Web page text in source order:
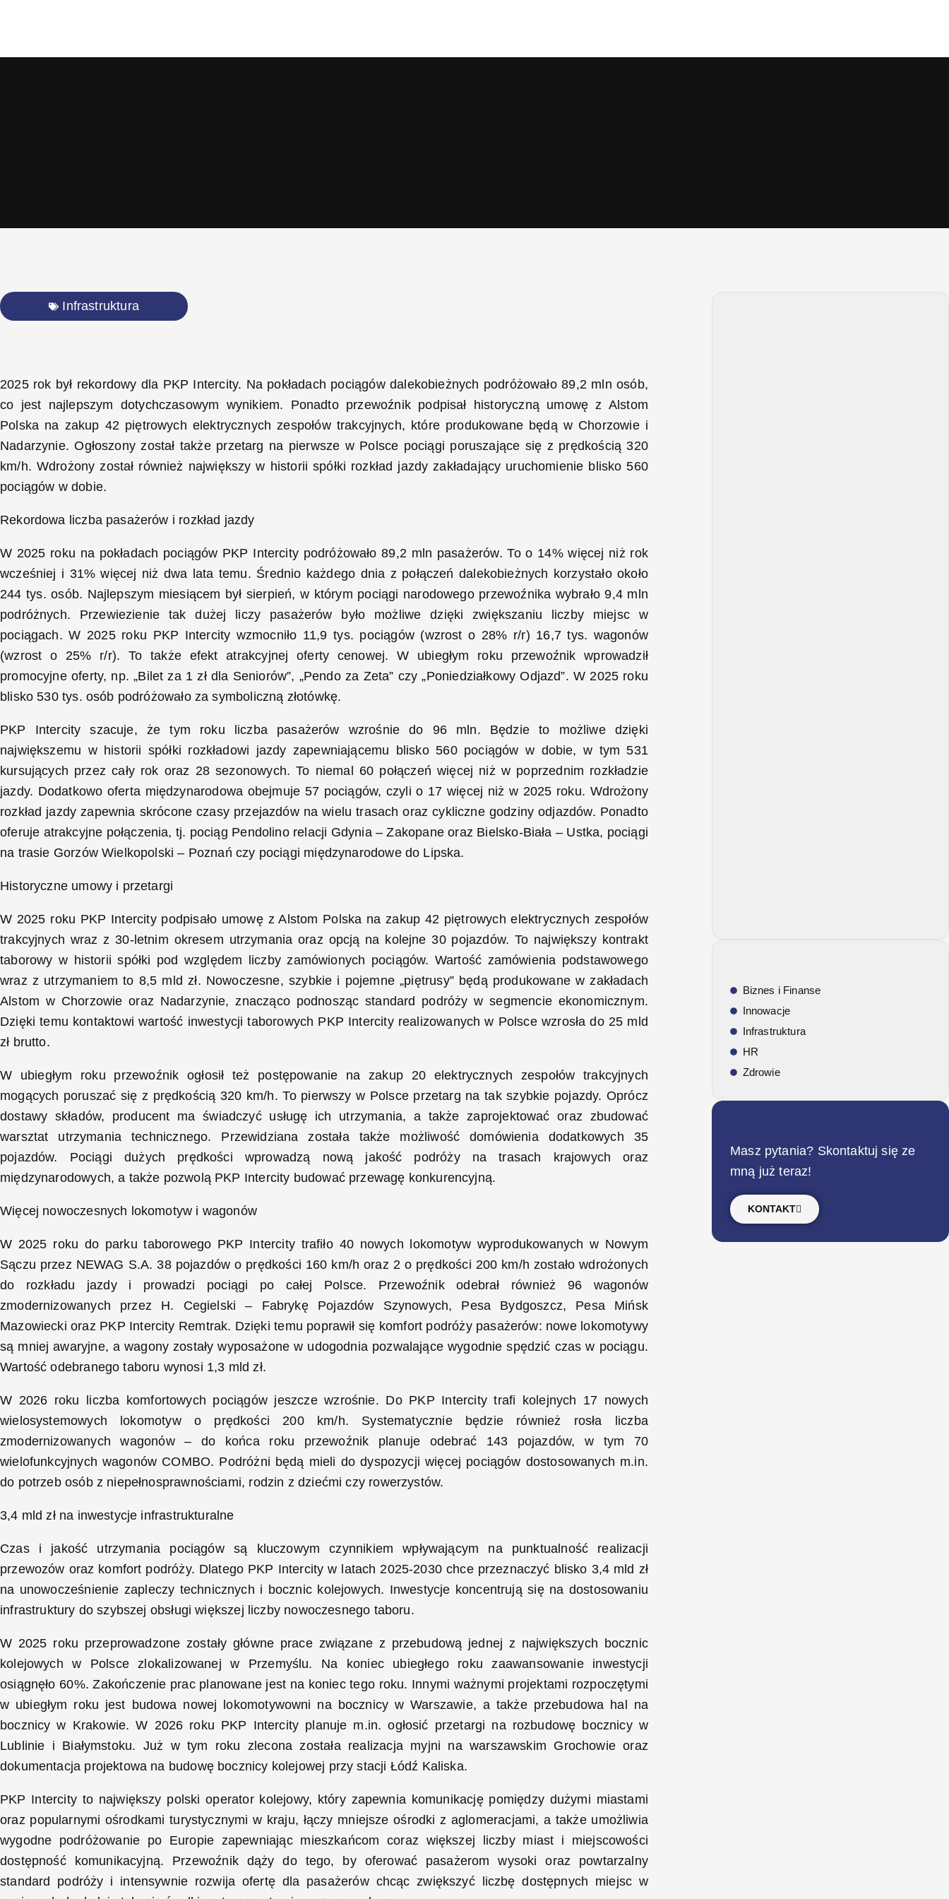
Infrastruktura
2025 rok był rekordowy dla PKP Intercity. Na pokładach pociągów dalekobieżnych podróżowało 89,2 mln osób,
co jest najlepszym dotychczasowym wynikiem. Ponadto przewoźnik podpisał historyczną umowę z Alstom
Polska na zakup 42 piętrowych elektrycznych zespołów trakcyjnych, które produkowane będą w Chorzowie i
Nadarzynie. Ogłoszony został także przetarg na pierwsze w Polsce pociągi poruszające się z prędkością 320
km/h. Wdrożony został również największy w historii spółki rozkład jazdy zakładający uruchomienie blisko 560
pociągów w dobie.
Rekordowa liczba pasażerów i rozkład jazdy
W 2025 roku na pokładach pociągów PKP Intercity podróżowało 89,2 mln pasażerów. To o 14% więcej niż rok
wcześniej i 31% więcej niż dwa lata temu. Średnio każdego dnia z połączeń dalekobieżnych korzystało około
244 tys. osób. Najlepszym miesiącem był sierpień, w którym pociągi narodowego przewoźnika wybrało 9,4 mln
podróżnych. Przewiezienie tak dużej liczy pasażerów było możliwe dzięki zwiększaniu liczby miejsc w
pociągach. W 2025 roku PKP Intercity wzmocniło 11,9 tys. pociągów (wzrost o 28% r/r) 16,7 tys. wagonów
(wzrost o 25% r/r). To także efekt atrakcyjnej oferty cenowej. W ubiegłym roku przewoźnik wprowadził
promocyjne oferty, np. „Bilet za 1 zł dla Seniorów”, „Pendo za Zeta” czy „Poniedziałkowy Odjazd”. W 2025 roku
blisko 530 tys. osób podróżowało za symboliczną złotówkę.
PKP Intercity szacuje, że tym roku liczba pasażerów wzrośnie do 96 mln. Będzie to możliwe dzięki
największemu w historii spółki rozkładowi jazdy zapewniającemu blisko 560 pociągów w dobie, w tym 531
kursujących przez cały rok oraz 28 sezonowych. To niemal 60 połączeń więcej niż w poprzednim rozkładzie
jazdy. Dodatkowo oferta międzynarodowa obejmuje 57 pociągów, czyli o 17 więcej niż w 2025 roku. Wdrożony
rozkład jazdy zapewnia skrócone czasy przejazdów na wielu trasach oraz cykliczne godziny odjazdów. Ponadto
oferuje atrakcyjne połączenia, tj. pociąg Pendolino relacji Gdynia – Zakopane oraz Bielsko-Biała – Ustka, pociągi
na trasie Gorzów Wielkopolski – Poznań czy pociągi międzynarodowe do Lipska.
Historyczne umowy i przetargi
W 2025 roku PKP Intercity podpisało umowę z Alstom Polska na zakup 42 piętrowych elektrycznych zespołów
trakcyjnych wraz z 30-letnim okresem utrzymania oraz opcją na kolejne 30 pojazdów. To największy kontrakt
taborowy w historii spółki pod względem liczby zamówionych pociągów. Wartość zamówienia podstawowego
wraz z utrzymaniem to 8,5 mld zł. Nowoczesne, szybkie i pojemne „piętrusy” będą produkowane w zakładach
Alstom w Chorzowie oraz Nadarzynie, znacząco podnosząc standard podróży w segmencie ekonomicznym.
Dzięki temu kontaktowi wartość inwestycji taborowych PKP Intercity realizowanych w Polsce wzrosła do 25 mld
zł brutto.
W ubiegłym roku przewoźnik ogłosił też postępowanie na zakup 20 elektrycznych zespołów trakcyjnych
mogących poruszać się z prędkością 320 km/h. To pierwszy w Polsce przetarg na tak szybkie pojazdy. Oprócz
dostawy składów, producent ma świadczyć usługę ich utrzymania, a także zaprojektować oraz zbudować
warsztat utrzymania technicznego. Przewidziana została także możliwość domówienia dodatkowych 35
pojazdów. Pociągi dużych prędkości wprowadzą nową jakość podróży na trasach krajowych oraz
międzynarodowych, a także pozwolą PKP Intercity budować przewagę konkurencyjną.
Więcej nowoczesnych lokomotyw i wagonów
W 2025 roku do parku taborowego PKP Intercity trafiło 40 nowych lokomotyw wyprodukowanych w Nowym
Sączu przez NEWAG S.A. 38 pojazdów o prędkości 160 km/h oraz 2 o prędkości 200 km/h zostało wdrożonych
do rozkładu jazdy i prowadzi pociągi po całej Polsce. Przewoźnik odebrał również 96 wagonów
zmodernizowanych przez H. Cegielski – Fabrykę Pojazdów Szynowych, Pesa Bydgoszcz, Pesa Mińsk
Mazowiecki oraz PKP Intercity Remtrak. Dzięki temu poprawił się komfort podróży pasażerów: nowe lokomotywy
są mniej awaryjne, a wagony zostały wyposażone w udogodnia pozwalające wygodnie spędzić czas w pociągu.
Wartość odebranego taboru wynosi 1,3 mld zł.
W 2026 roku liczba komfortowych pociągów jeszcze wzrośnie. Do PKP Intercity trafi kolejnych 17 nowych
wielosystemowych lokomotyw o prędkości 200 km/h. Systematycznie będzie również rosła liczba
zmodernizowanych wagonów – do końca roku przewoźnik planuje odebrać 143 pojazdów, w tym 70
wielofunkcyjnych wagonów COMBO. Podróżni będą mieli do dyspozycji więcej pociągów dostosowanych m.in.
do potrzeb osób z niepełnosprawnościami, rodzin z dziećmi czy rowerzystów.
3,4 mld zł na inwestycje infrastrukturalne
Czas i jakość utrzymania pociągów są kluczowym czynnikiem wpływającym na punktualność realizacji
przewozów oraz komfort podróży. Dlatego PKP Intercity w latach 2025-2030 chce przeznaczyć blisko 3,4 mld zł
na unowocześnienie zapleczy technicznych i bocznic kolejowych. Inwestycje koncentrują się na dostosowaniu
infrastruktury do szybszej obsługi większej liczby nowoczesnego taboru.
W 2025 roku przeprowadzone zostały główne prace związane z przebudową jednej z największych bocznic
kolejowych w Polsce zlokalizowanej w Przemyślu. Na koniec ubiegłego roku zaawansowanie inwestycji
osiągnęło 60%. Zakończenie prac planowane jest na koniec tego roku. Innymi ważnymi projektami rozpoczętymi
w ubiegłym roku jest budowa nowej lokomotywowni na bocznicy w Warszawie, a także przebudowa hal na
bocznicy w Krakowie. W 2026 roku PKP Intercity planuje m.in. ogłosić przetargi na rozbudowę bocznicy w
Lublinie i Białymstoku. Już w tym roku zlecona została realizacja myjni na warszawskim Grochowie oraz
dokumentacja projektowa na budowę bocznicy kolejowej przy stacji Łódź Kaliska.
PKP Intercity to największy polski operator kolejowy, który zapewnia komunikację pomiędzy dużymi miastami
oraz popularnymi ośrodkami turystycznymi w kraju, łączy mniejsze ośrodki z aglomeracjami, a także umożliwia
wygodne podróżowanie po Europie zapewniając mieszkańcom coraz większej liczby miast i miejscowości
dostępność komunikacyjną. Przewoźnik dąży do tego, by oferować pasażerom wysoki oraz powtarzalny
standard podróży i intensywnie rozwija ofertę dla pasażerów chcąc zwiększyć liczbę dostępnych miejsc w
Biznes i Finanse
Innowacje
Infrastruktura
HR
Zdrowie
Masz pytania? Skontaktuj się ze
mną już teraz!
KONTAKT